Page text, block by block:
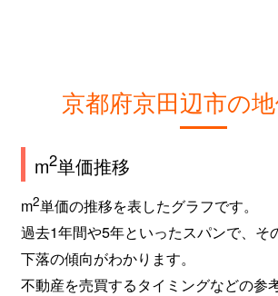
京都府京田辺市の
m2単価推移
m2単価の推移を表したグラフです。
過去1年間や5年といったスパンで、そ
下落の傾向がわかります。
不動産を売買するタイミングなどの参